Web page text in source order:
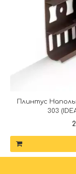
Плинтус
303